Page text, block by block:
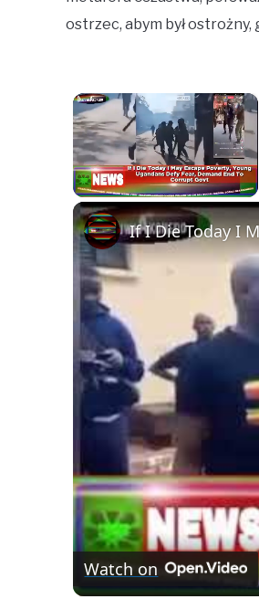
ostrzec, abym był ostrożny,
×
Unmute
Watch on